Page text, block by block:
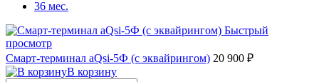
36 мес.
Быстрый
просмотр
Смарт-терминал aQsi-5Ф (с эквайрингом) 20 900 ₽
В корзину